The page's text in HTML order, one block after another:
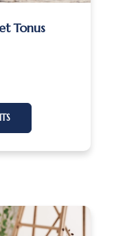
Tonus